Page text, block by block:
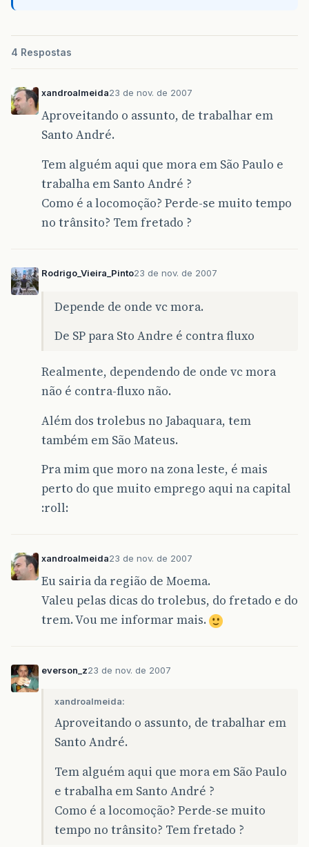
4 Respostas
xandroalmeida23 de nov. de 2007
Aproveitando o assunto, de trabalhar em
Santo André.
Tem alguém aqui que mora em São Paulo e
trabalha em Santo André ?
Como é a locomoção? Perde-se muito tempo
no trânsito? Tem fretado ?
Rodrigo_Vieira_Pinto23 de nov. de 2007
Depende de onde vc mora.
De SP para Sto Andre é contra fluxo
Realmente, dependendo de onde vc mora
não é contra-fluxo não.
Além dos trolebus no Jabaquara, tem
também em São Mateus.
Pra mim que moro na zona leste, é mais
perto do que muito emprego aqui na capital
:roll:
xandroalmeida23 de nov. de 2007
Eu sairia da região de Moema.
Valeu pelas dicas do trolebus, do fretado e do
trem. Vou me informar mais.
everson_z23 de nov. de 2007
xandroalmeida:
Aproveitando o assunto, de trabalhar em
Santo André.
Tem alguém aqui que mora em São Paulo
e trabalha em Santo André ?
Como é a locomoção? Perde-se muito
tempo no trânsito? Tem fretado ?